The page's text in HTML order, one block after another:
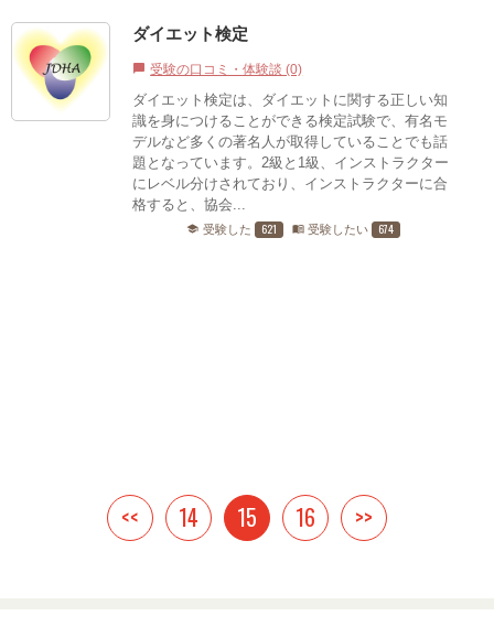
ダイエット検定
chat_bubble 受験の口コミ・体験談 (0)
ダイエット検定は、ダイエットに関する正しい知
識を身につけることができる検定試験で、有名モ
デルなど多くの著名人が取得していることでも話
題となっています。2級と1級、インストラクター
にレベル分けされており、インストラクターに合
格すると、協会...
school 受験した 621 menu_book 受験したい 674
<< 14 15 16 >>